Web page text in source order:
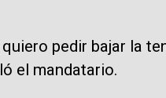
pedir bajar la
el mandatario.